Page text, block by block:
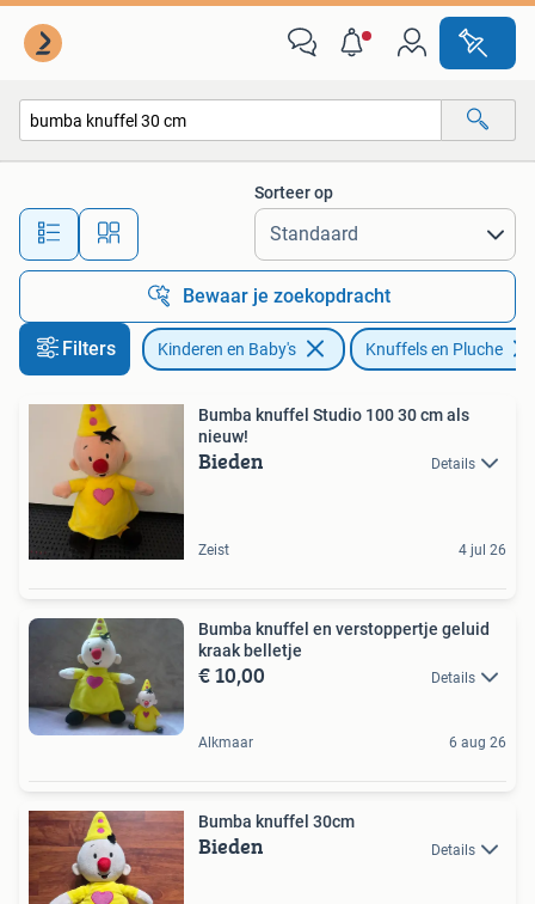
Alle afstanden…
Sorteer op
Bewaar je zoekopdracht
Filters Kinderen en Baby's Knuffels en Pluche
Bumba knuffel Studio 100 30 cm als
nieuw!
Bieden Details
Zeist 4 jul 26
Bumba knuffel en verstoppertje geluid
kraak belletje
€ 10,00 Details
Alkmaar 6 aug 26
Bumba knuffel 30cm
Bieden Details